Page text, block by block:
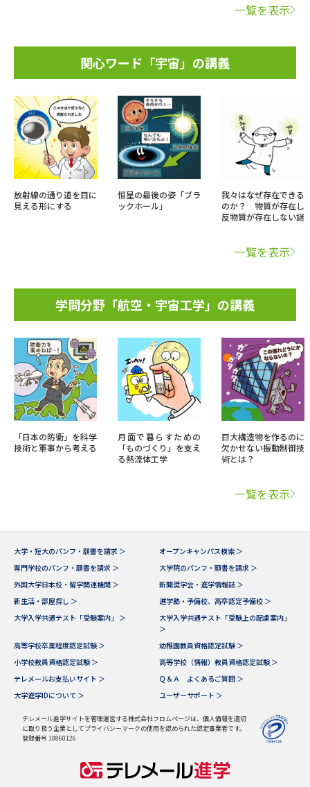
一覧を表示
関心ワード「宇宙」の講義
放射線の通り道を目に
見える形にする
恒星の最後の姿「ブラ
ックホール」
我々はなぜ存在できる
のか？ 物質が存在し
反物質が存在しない謎
一覧を表示
学問分野「航空・宇宙工学」の講義
「日本の防衛」を科学
技術と軍事から考える
月面で暮らすための
「ものづくり」を支え
る熱流体工学
巨大構造物を作るのに
欠かせない振動制御技
術とは？
一覧を表示
大学・短大のパンフ・願書を請求 ＞
オープンキャンパス検索 ＞
専門学校のパンフ・願書を請求 ＞
大学院のパンフ・願書を請求 ＞
外国大学日本校・留学関連機関 ＞
新聞奨学会・進学情報誌 ＞
新生活・部屋探し ＞
進学塾・予備校、高卒認定予備校 ＞
大学入学共通テスト「受験案内」 ＞
大学入学共通テスト「受験上の配慮案内」
＞
高等学校卒業程度認定試験 ＞
幼稚園教員資格認定試験 ＞
小学校教員資格認定試験 ＞
高等学校（情報）教員資格認定試験 ＞
テレメールお支払いサイト ＞
Ｑ＆Ａ よくあるご質問 ＞
大学進学IDについて ＞
ユーザーサポート ＞
テレメール進学サイトを管理運営する株式会社フロムページは、個人情報を適切
に取り扱う企業としてプライバシーマークの使用を認められた認定事業者です。
登録番号 10860126